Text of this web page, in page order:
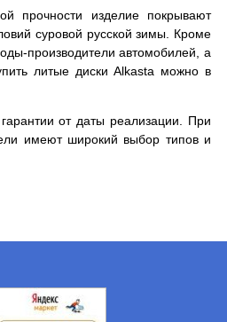
прочности изделие покрывают
суровой русской зимы. Кроме
производители автомобилей, а
литые диски Alkasta можно в
от даты реализации. При
имеют широкий выбор типов и